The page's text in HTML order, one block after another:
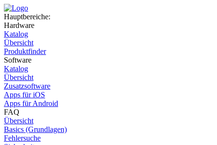
Hauptbereiche:
Hardware
Katalog
Übersicht
Produktfinder
Software
Katalog
Übersicht
Zusatzsoftware
Apps für iOS
Apps für Android
FAQ
Übersicht
Basics (Grundlagen)
Fehlersuche